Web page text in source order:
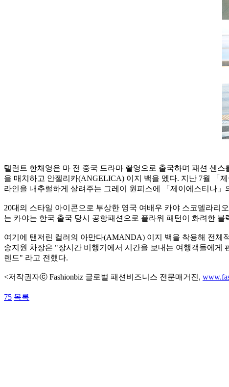
탤런트 한채영은 마 전 중국 드라마 촬영으로 출국하며 패션 센
을 매치하고 안젤리카(ANGELICA) 이지 백을 멨다. 지난 7월 「
라인을 내추럴하게 살려주는 그레이 원피스에 「제이에스티나
20대의 스타일 아이콘으로 부상한 영국 여배우 카야 스코델라리
는 카야는 한국 출국 당시 공항패션으로 플라워 패턴이 화려한
여기에 탠저린 컬러의 아만다(AMANDA) 이지 백을 착용해 전체
송지원 차장은 "장시간 비행기에서 시간을 보내는 여행객들에게
렌드" 라고 전했다.
<저작권자ⓒ Fashionbiz 글로벌 패션비즈니스 전문매거진,
75 목록